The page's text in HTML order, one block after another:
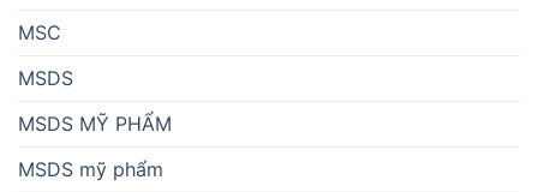
MSC
MSDS
MSDS MỸ PHẨM
MSDS mỹ phẩm